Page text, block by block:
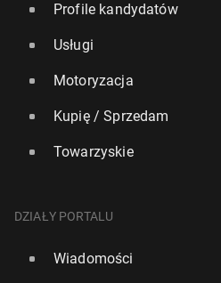
Profile kandydatów
Usługi
Motoryzacja
Kupię / Sprzedam
Towarzyskie
DZIAŁY PORTALU
Wiadomości